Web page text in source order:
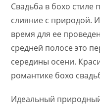
Свадьба в бохо стиле
слияние с природой.
время для ее
средней полосе это
середины осени.
романтике бохо
Идеальный